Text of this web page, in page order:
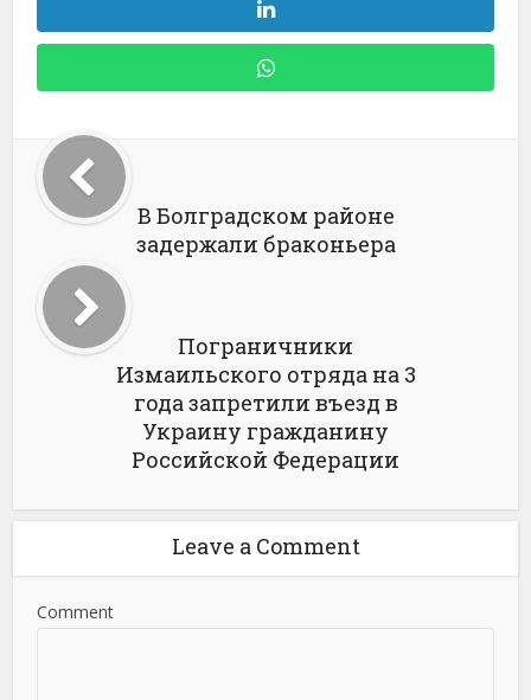
В Болградском районе
задержали браконьера
Пограничники
Измаильского отряда на 3
года запретили въезд в
Украину гражданину
Российской Федерации
Leave a Comment
Comment